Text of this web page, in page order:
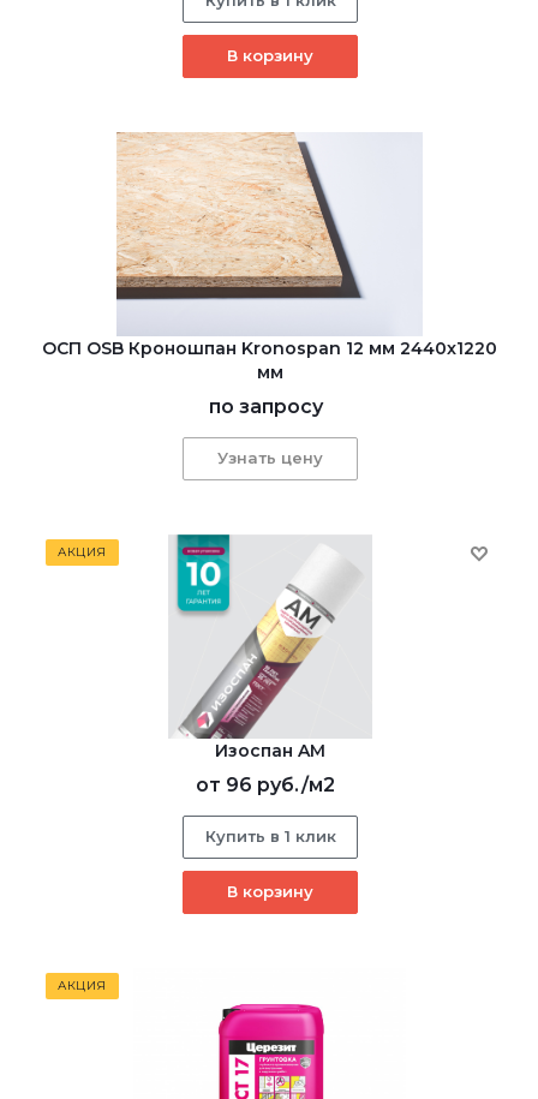
В корзину
ОСП OSB Кроношпан Kronospan 12 мм 2440x1220
мм
по запросу
Узнать цену
АКЦИЯ
Изоспан AM
от 96 руб./м2
Купить в 1 клик
В корзину
АКЦИЯ